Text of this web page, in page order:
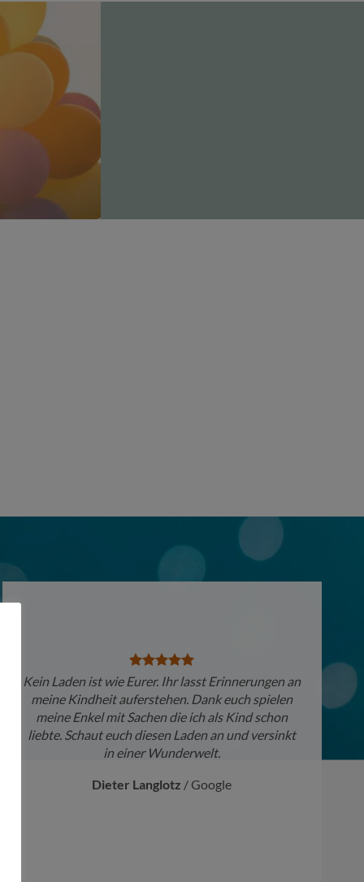
Kein Laden ist wie Eurer. Ihr lasst Erinnerungen an
meine Kindheit auferstehen. Dank euch spielen
meine Enkel mit Sachen die ich als Kind schon
liebte. Schaut euch diesen Laden an und versinkt
in einer Wunderwelt.
Dieter Langlotz / Google